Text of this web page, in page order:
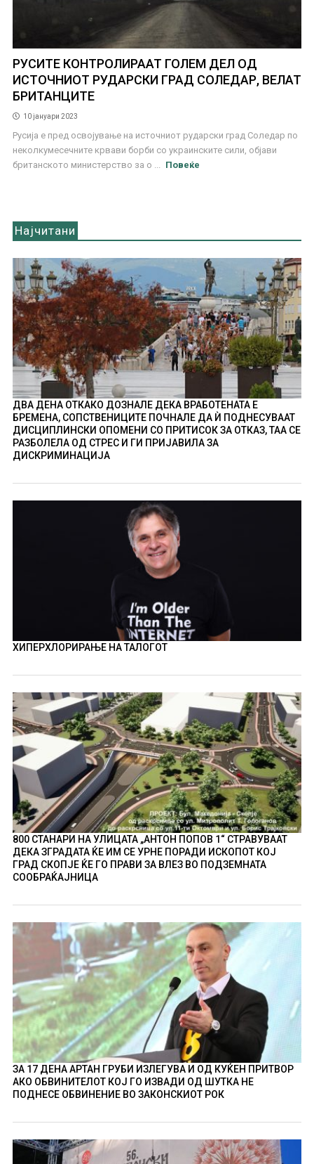
РУСИТЕ КОНТРОЛИРААТ ГОЛЕМ ДЕЛ ОД
ИСТОЧНИОТ РУДАРСКИ ГРАД СОЛЕДАР, ВЕЛАТ
БРИТАНЦИТЕ
10 јануари 2023
Русија е пред освојување на источниот рударски град Соледар по
неколкумесечните крвави борби со украинските сили, објави
британското министерство за о ...
Повеќе
Најчитани
ДВА ДЕНА ОТКАКО ДОЗНАЛЕ ДЕКА ВРАБОТЕНАТА Е
БРЕМЕНА, СОПСТВЕНИЦИТЕ ПОЧНАЛЕ ДА Ѝ ПОДНЕСУВААТ
ДИСЦИПЛИНСКИ ОПОМЕНИ СО ПРИТИСОК ЗА ОТКАЗ, ТАА СЕ
РАЗБОЛЕЛА ОД СТРЕС И ГИ ПРИЈАВИЛА ЗА
ДИСКРИМИНАЦИЈА
ХИПЕРХЛОРИРАЊЕ НА ТАЛОГОТ
800 СТАНАРИ НА УЛИЦАТА „АНТОН ПОПОВ 1“ СТРАВУВААТ
ДЕКА ЗГРАДАТА ЌЕ ИМ СЕ УРНЕ ПОРАДИ ИСКОПОТ КОЈ
ГРАД СКОПЈЕ ЌЕ ГО ПРАВИ ЗА ВЛЕЗ ВО ПОДЗЕМНАТА
СООБРАЌАЈНИЦА
ЗА 17 ДЕНА АРТАН ГРУБИ ИЗЛЕГУВА И ОД КУЌЕН ПРИТВОР
АКО ОБВИНИТЕЛОТ КОЈ ГО ИЗВАДИ ОД ШУТКА НЕ
ПОДНЕСЕ ОБВИНЕНИЕ ВО ЗАКОНСКИОТ РОК